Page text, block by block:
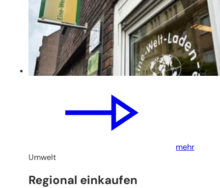
mehr
Umwelt
Regional einkaufen